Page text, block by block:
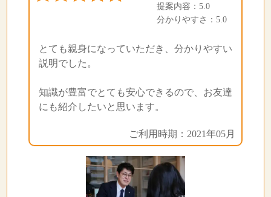
提案内容：5.0
分かりやすさ：5.0
とても親身になっていただき、分かりやすい
説明でした。
知識が豊富でとても安心できるので、お友達
にも紹介したいと思います。
ご利用時期：2021年05月